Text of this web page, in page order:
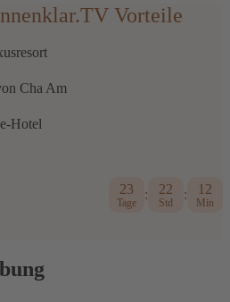
Vorteile
Cha Am
Hotel
23
Tage
: 22
Std
: 12
Min